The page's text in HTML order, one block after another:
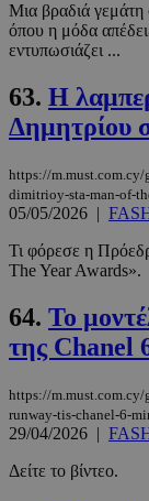
Μια βραδιά γεμάτη
όπου η μόδα
εντυπωσιάζει ...
63. Η
Δημητρίου
https://
dimitrioy-sta-man-of-
05/05/2026 |
Τι φόρεσε η
The Year Awards».
64. Το
της Chanel
https://
runway-tis-chanel-6-
29/04/2026 |
Δείτε το βίντεο.